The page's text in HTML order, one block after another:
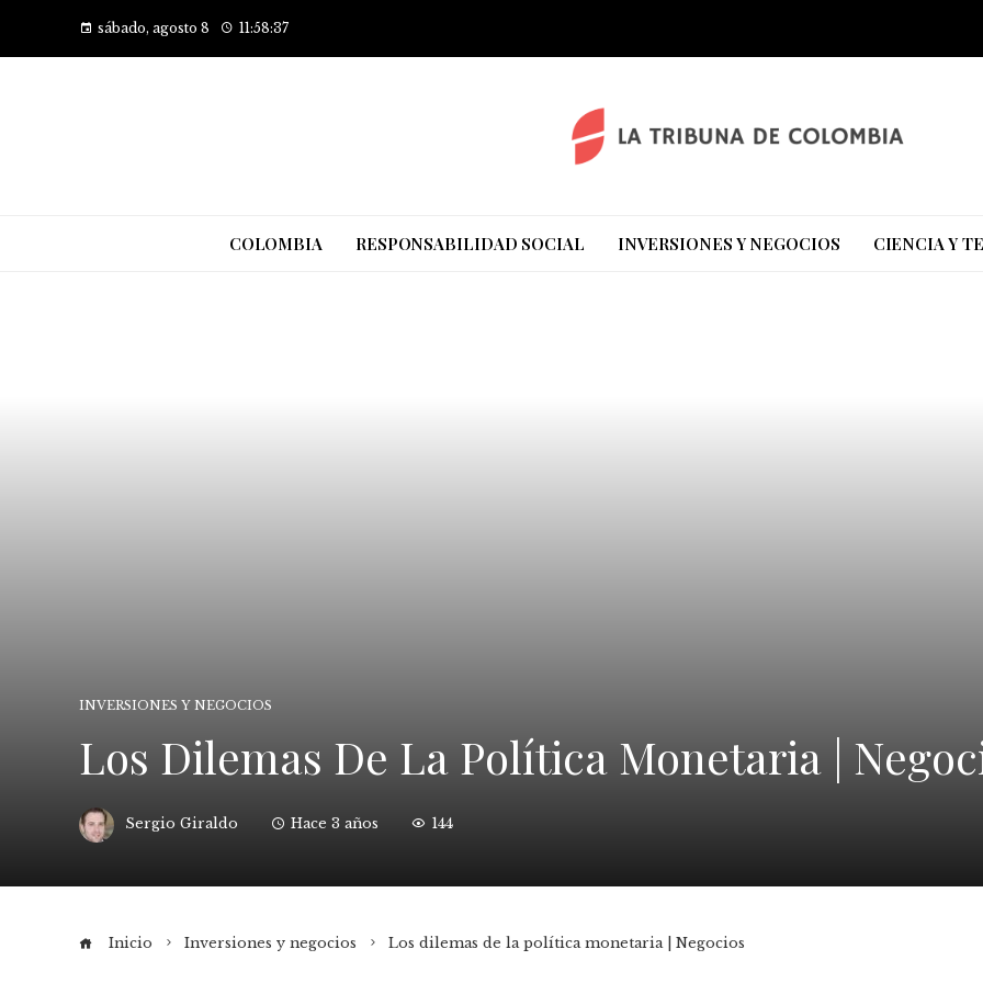
sábado, agosto 8 11:58:38
COLOMBIA RESPONSABILIDAD SOCIAL INVERSIONES Y NEGOCIOS CIENCIA Y
INVERSIONES Y NEGOCIOS
Los Dilemas De La Política Monetaria |
Sergio Giraldo Hace 3 años 144
Inicio Inversiones y negocios Los dilemas de la política monetaria | Negocios